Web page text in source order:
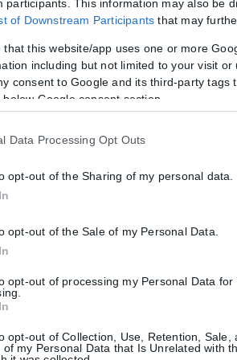
participants. This information may also be
of Downstream Participants that may
that this website/app uses one or more
including but not limited to your visit or
consent to Google and its third-party tags
Google consent section.
Data Processing Opt Outs
opt-out of the Sharing of my personal data.
opt-out of the Sale of my Personal Data.
opt-out of processing my Personal Data for
opt-out of Collection, Use, Retention, Sale,
of my Personal Data that Is Unrelated with
της Μπανγκόκ, 6 νεκροί
έπειτα από ένοπλη επίθεση σε σχολείο
από 25 τραυματίες, οι 3
που σημειώθηκε στο Γκελζενκίρχεν,